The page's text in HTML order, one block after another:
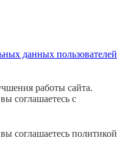
данных пользователей
работы сайта.
соглашаетесь с
соглашаетесь политикой